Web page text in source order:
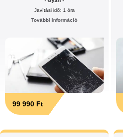
Javítási idő: 1 óra
További információ
99 990 Ft